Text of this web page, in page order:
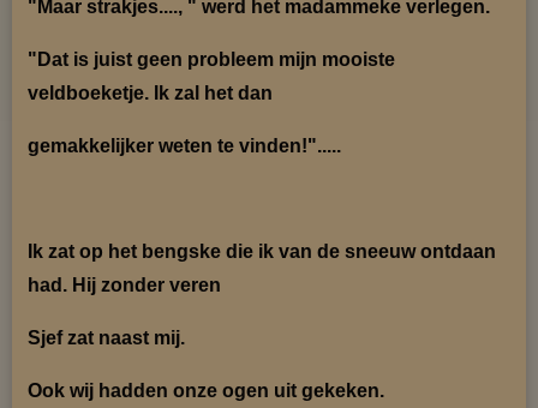
"Maar strakjes...., " werd het madammeke verlegen.
"Dat is juist geen probleem mijn mooiste
veldboeketje. Ik zal het dan
gemakkelijker weten te vinden!".....
Ik zat op het bengske die ik van de sneeuw ontdaan
had. Hij zonder veren
Sjef zat naast mij.
Ook wij hadden onze ogen uit gekeken.